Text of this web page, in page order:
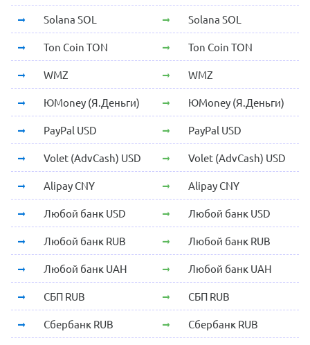
Solana SOL Solana SOL
Ton Coin TON Ton Coin TON
WMZ WMZ
ЮMoney (Я.Деньги) ЮMoney (Я.Деньги)
PayPal USD PayPal USD
Volet (AdvCash) USD Volet (AdvCash) USD
Alipay CNY Alipay CNY
Любой банк USD Любой банк USD
Любой банк RUB Любой банк RUB
Любой банк UAH Любой банк UAH
СБП RUB СБП RUB
Сбербанк RUB Сбербанк RUB